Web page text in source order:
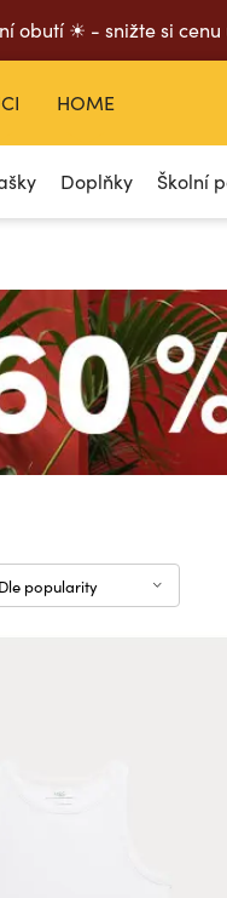
obutí ☀ - snižte si cenu
Doplňky Školní
HOME
Dle popularity